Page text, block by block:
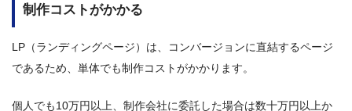
制作コストがかかる
LP（ランディングページ）は、コンバージョンに直結するページ
であるため、単体でも制作コストがかかります。
個人でも10万円以上、制作会社に委託した場合は数十万円以上か